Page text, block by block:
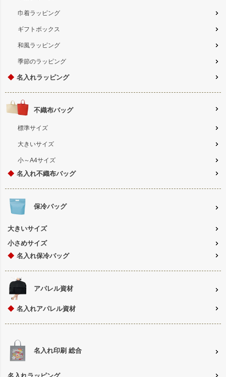
巾着ラッピング
ギフトボックス
和風ラッピング
季節のラッピング
◆ 名入れラッピング
不織布バッグ
標準サイズ
大きいサイズ
小～A4サイズ
◆ 名入れ不織布バッグ
保冷バッグ
大きいサイズ
小さめサイズ
◆ 名入れ保冷バッグ
アパレル資材
◆ 名入れアパレル資材
名入れ印刷 総合